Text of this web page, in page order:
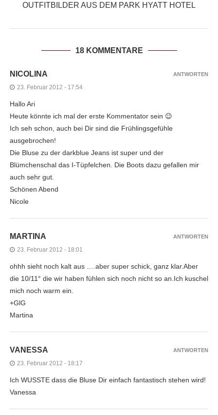
OUTFITBILDER AUS DEM PARK HYATT HOTEL
18 KOMMENTARE
NICOLINA
23. Februar 2012 - 17:54
Hallo Ari
Heute könnte ich mal der erste Kommentator sein 😉
Ich seh schon, auch bei Dir sind die Frühlingsgefühle
ausgebrochen!
Die Bluse zu der darkblue Jeans ist super und der
Blümchenschal das I-Tüpfelchen. Die Boots dazu gefallen mir
auch sehr gut.
Schönen Abend
Nicole
ANTWORTEN
MARTINA
23. Februar 2012 - 18:01
ohhh sieht noch kalt aus ….aber super schick, ganz klar.Aber
die 10/11° die wir haben fühlen sich noch nicht so an.Ich kuschel
mich noch warm ein.
+GlG
Martina
ANTWORTEN
VANESSA
23. Februar 2012 - 18:17
Ich WUSSTE dass die Bluse Dir einfach fantastisch stehen wird!
Vanessa
ANTWORTEN